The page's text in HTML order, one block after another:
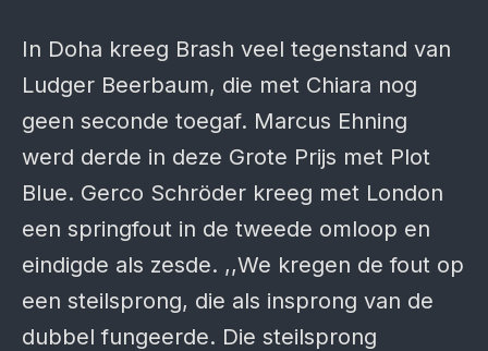
In Doha kreeg Brash veel tegenstand van
Ludger Beerbaum, die met Chiara nog
geen seconde toegaf. Marcus Ehning
werd derde in deze Grote Prijs met Plot
Blue. Gerco Schröder kreeg met London
een springfout in de tweede omloop en
eindigde als zesde. ,,We kregen de fout op
een steilsprong, die als insprong van de
dubbel fungeerde. Die steilsprong